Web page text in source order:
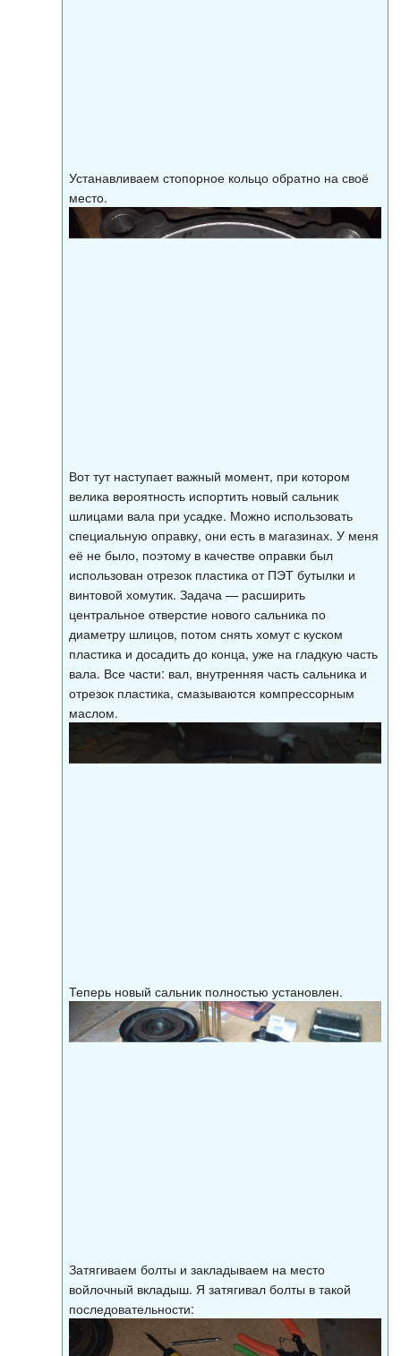
Устанавливаем стопорное кольцо обратно на своё
место.
Вот тут наступает важный момент, при котором
велика вероятность испортить новый сальник
шлицами вала при усадке. Можно использовать
специальную оправку, они есть в магазинах. У меня
её не было, поэтому в качестве оправки был
использован отрезок пластика от ПЭТ бутылки и
винтовой хомутик. Задача — расширить
центральное отверстие нового сальника по
диаметру шлицов, потом снять хомут с куском
пластика и досадить до конца, уже на гладкую часть
вала. Все части: вал, внутренняя часть сальника и
отрезок пластика, смазываются компрессорным
маслом.
Теперь новый сальник полностью установлен.
Затягиваем болты и закладываем на место
войлочный вкладыш. Я затягивал болты в такой
последовательности: